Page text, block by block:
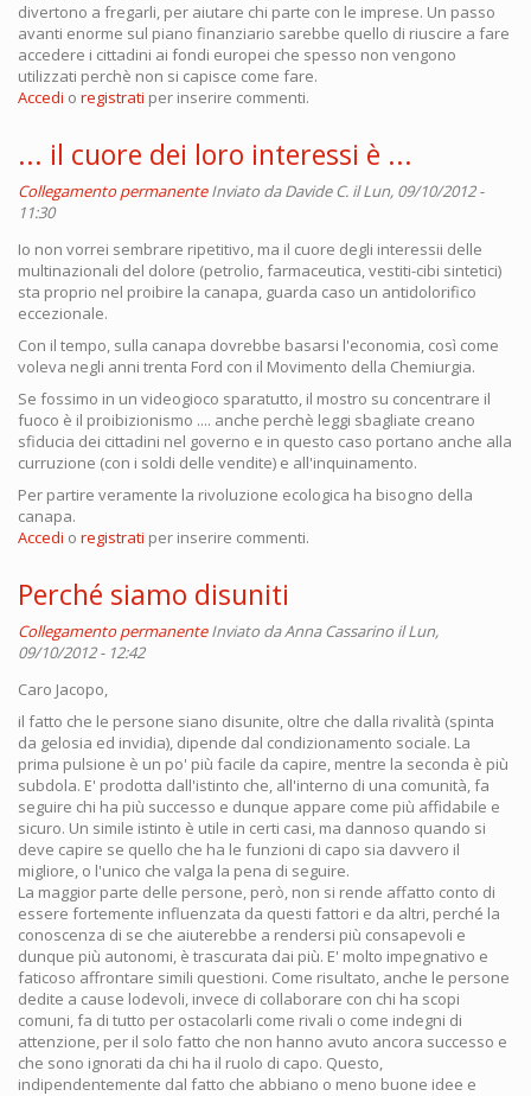
divertono a fregarli, per aiutare chi parte con le imprese. Un passo
avanti enorme sul piano finanziario sarebbe quello di riuscire a fare
accedere i cittadini ai fondi europei che spesso non vengono
utilizzati perchè non si capisce come fare.
Accedi o registrati per inserire commenti.
... il cuore dei loro interessi è ...
Collegamento permanente Inviato daDavide C. il Lun, 09/10/2012 -
11:30
Io non vorrei sembrare ripetitivo, ma il cuore degli interessii delle
multinazionali del dolore (petrolio, farmaceutica, vestiti-cibi sintetici)
sta proprio nel proibire la canapa, guarda caso un antidolorifico
eccezionale.
Con il tempo, sulla canapa dovrebbe basarsi l'economia, così come
voleva negli anni trenta Ford con il Movimento della Chemiurgia.
Se fossimo in un videogioco sparatutto, il mostro su concentrare il
fuoco è il proibizionismo .... anche perchè leggi sbagliate creano
sfiducia dei cittadini nel governo e in questo caso portano anche alla
curruzione (con i soldi delle vendite) e all'inquinamento.
Per partire veramente la rivoluzione ecologica ha bisogno della
canapa.
Accedi o registrati per inserire commenti.
Perché siamo disuniti
Collegamento permanente Inviato daAnna Cassarino il Lun,
09/10/2012 - 12:42
Caro Jacopo,
il fatto che le persone siano disunite, oltre che dalla rivalità (spinta
da gelosia ed invidia), dipende dal condizionamento sociale. La
prima pulsione è un po' più facile da capire, mentre la seconda è più
subdola. E' prodotta dall'istinto che, all'interno di una comunità, fa
seguire chi ha più successo e dunque appare come più affidabile e
sicuro. Un simile istinto è utile in certi casi, ma dannoso quando si
deve capire se quello che ha le funzioni di capo sia davvero il
migliore, o l'unico che valga la pena di seguire.
La maggior parte delle persone, però, non si rende affatto conto di
essere fortemente influenzata da questi fattori e da altri, perché la
conoscenza di se che aiuterebbe a rendersi più consapevoli e
dunque più autonomi, è trascurata dai più. E' molto impegnativo e
faticoso affrontare simili questioni. Come risultato, anche le persone
dedite a cause lodevoli, invece di collaborare con chi ha scopi
comuni, fa di tutto per ostacolarli come rivali o come indegni di
attenzione, per il solo fatto che non hanno avuto ancora successo e
che sono ignorati da chi ha il ruolo di capo. Questo,
indipendentemente dal fatto che abbiano o meno buone idee e